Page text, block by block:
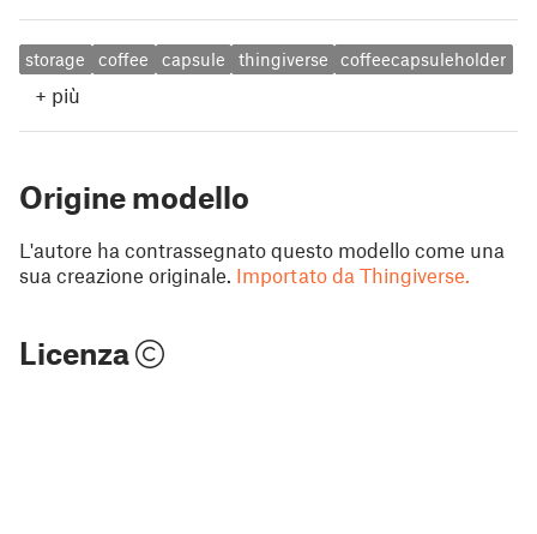
storage coffee capsule thingiverse coffeecapsuleholder
+ più
Origine modello
L'autore ha contrassegnato questo modello come una
sua creazione originale. Importato da Thingiverse.
Licenza